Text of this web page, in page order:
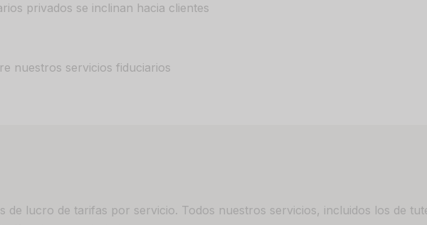
privados se inclinan hacia clientes
nuestros servicios fiduciarios
de lucro de tarifas por servicio. Todos nuestros servicios, incluidos los de